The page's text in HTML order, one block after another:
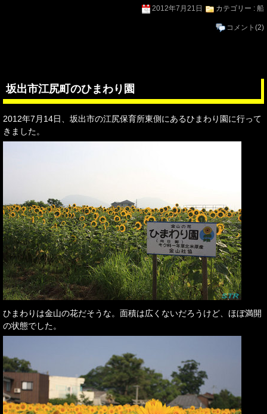
2012年7月21日 カテゴリー : 船
コメント (2)
坂出市江尻町のひまわり園
2012年7月14日、坂出市の江尻保育所東側にあるひまわり園に行って
きました。
ひまわりは金山の花だそうな。面積は広くないだろうけど、ほぼ満開
の状態でした。